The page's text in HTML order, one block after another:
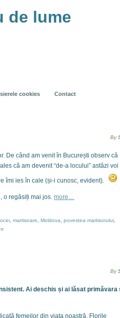
de lume
cookies Contact
By
De când am venit în București observ că
că am devenit “de-a locului” astăzi voi
îmi ies în cale (și-i cunosc, evident).
o regăsiți mai jos. more…
martisoare Moldova povestea martisorului
By
Ai deschis și ai lăsat primăvara
femeilor din viața noastră. Florile